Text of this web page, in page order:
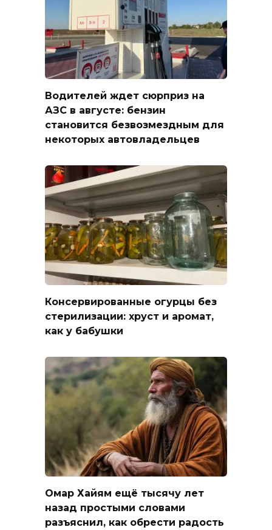
Водителей ждет сюрприз на
АЗС в августе: бензин
становится безвозмездным для
некоторых автовладельцев
Консервированные огурцы без
стерилизации: хруст и аромат,
как у бабушки
Омар Хайям ещё тысячу лет
назад простыми словами
разъяснил, как обрести радость